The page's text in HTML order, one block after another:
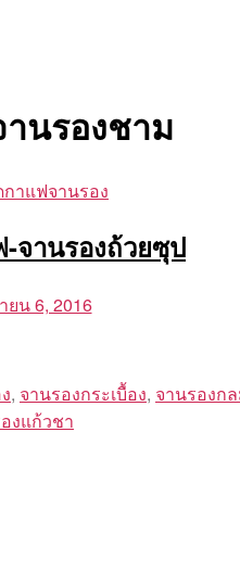
นรองชาม
าแฟจานรอง
จานรองถ้วยซุป
ยน 6, 2016
, จานรองกระเบื้อง, จานรองก
งแก้วชา